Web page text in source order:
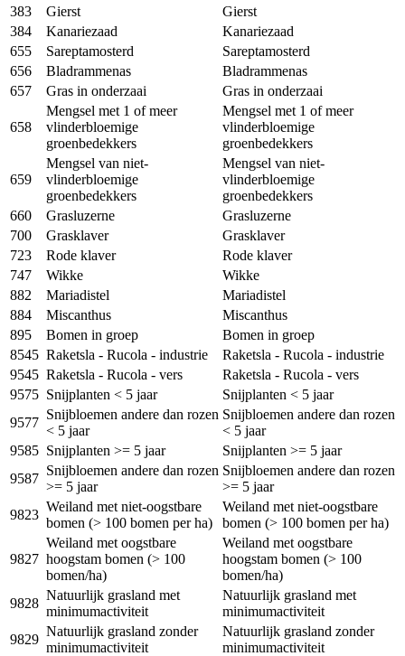
383
Gierst
Gierst
384
Kanariezaad
Kanariezaad
655
Sareptamosterd
Sareptamosterd
656
Bladrammenas
Bladrammenas
657
Gras in onderzaai Gras in onderzaai
658
Mengsel met 1 of meer
vlinderbloemige
groenbedekkers
Mengsel met 1 of meer
vlinderbloemige
groenbedekkers
659
Mengsel van niet-
vlinderbloemige
groenbedekkers
Mengsel van niet-
vlinderbloemige
groenbedekkers
660
Grasluzerne
Grasluzerne
700
Grasklaver
Grasklaver
723
Rode klaver
Rode klaver
747
Wikke
Wikke
882
Mariadistel
Mariadistel
884
Miscanthus
Miscanthus
895
Bomen in groep
Bomen in groep
8545 Raketsla - Rucola - industrie
Raketsla - Rucola - industrie
9545 Raketsla - Rucola - vers
Raketsla - Rucola - vers
9575 Snijplanten < 5 jaar
Snijplanten < 5 jaar
9577
Snijbloemen andere dan rozen
< 5 jaar
Snijbloemen andere dan rozen
< 5 jaar
9585 Snijplanten >= 5 jaar
Snijplanten >= 5 jaar
9587
Snijbloemen andere dan rozen
>= 5 jaar
Snijbloemen andere dan rozen
>= 5 jaar
9823
Weiland met niet-oogstbare
bomen (> 100 bomen per ha)
Weiland met niet-oogstbare
bomen (> 100 bomen per ha)
9827
Weiland met oogstbare
hoogstam bomen (> 100
bomen/ha)
Weiland met oogstbare
hoogstam bomen (> 100
bomen/ha)
9828
Natuurlijk grasland met
minimumactiviteit
Natuurlijk grasland met
minimumactiviteit
9829
Natuurlijk grasland zonder
minimumactiviteit
Natuurlijk grasland zonder
minimumactiviteit